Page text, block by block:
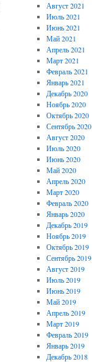
Август 2021
Июль 2021
Июнь 2021
Май 2021
Апрель 2021
Март 2021
Февраль 2021
Январь 2021
Декабрь 2020
Ноябрь 2020
Октябрь 2020
Сентябрь 2020
Август 2020
Июль 2020
Июнь 2020
Май 2020
Апрель 2020
Март 2020
Февраль 2020
Январь 2020
Декабрь 2019
Ноябрь 2019
Октябрь 2019
Сентябрь 2019
Август 2019
Июль 2019
Июнь 2019
Май 2019
Апрель 2019
Март 2019
Февраль 2019
Январь 2019
Декабрь 2018